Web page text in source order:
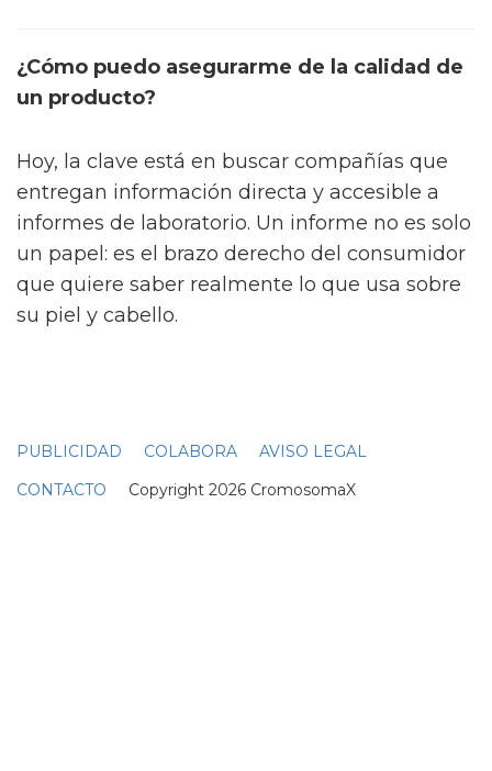
¿Cómo puedo asegurarme de la calidad de
un producto?
Hoy, la clave está en buscar compañías que
entregan información directa y accesible a
informes de laboratorio. Un informe no es solo
un papel: es el brazo derecho del consumidor
que quiere saber realmente lo que usa sobre
su piel y cabello.
PUBLICIDAD COLABORA
AVISO LEGAL
CONTACTO Copyright 2026 CromosomaX